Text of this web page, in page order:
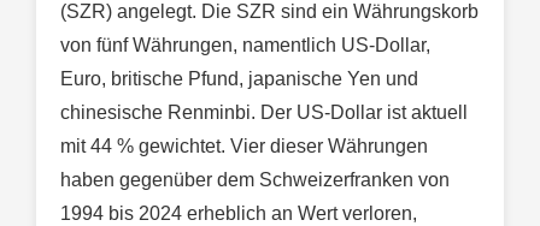
(SZR) angelegt. Die SZR sind ein Währungskorb
von fünf Währungen, namentlich US-Dollar,
Euro, britische Pfund, japanische Yen und
chinesische Renminbi. Der US-Dollar ist aktuell
mit 44 % gewichtet. Vier dieser Währungen
haben gegenüber dem Schweizerfranken von
1994 bis 2024 erheblich an Wert verloren,